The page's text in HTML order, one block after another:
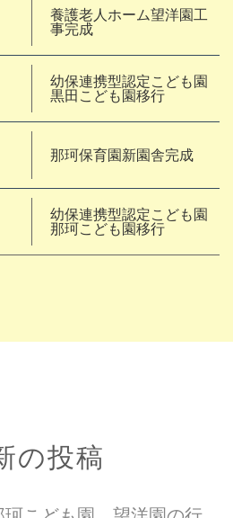
養護老人ホーム望洋園工
事完成
幼保連携型認定こども園
黒田こども園移行
那珂保育園新園舎完成
幼保連携型認定こども園
那珂こども園移行
の投稿